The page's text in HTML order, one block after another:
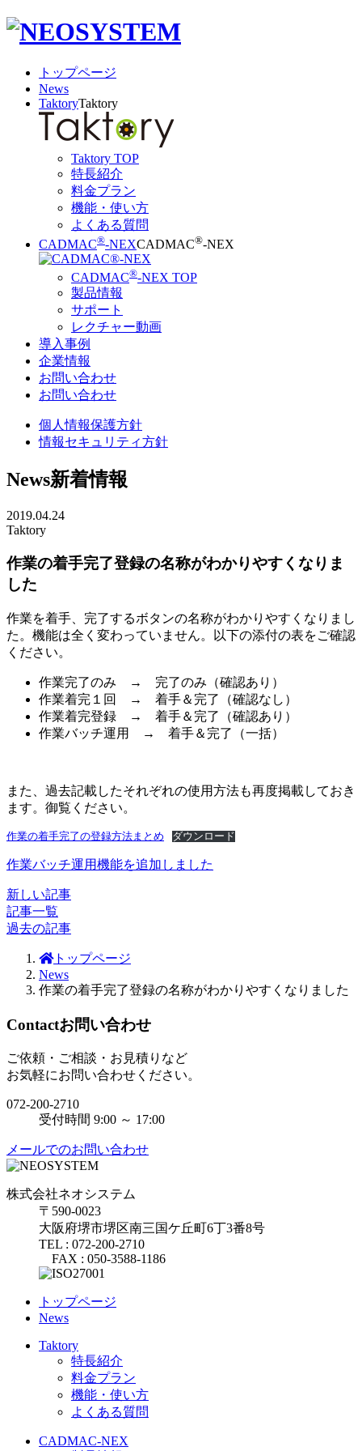
トップページ
News
TaktoryTaktory
Taktory TOP
特長紹介
料金プラン
機能・使い方
よくある質問
CADMAC®-NEXCADMAC®-NEX
CADMAC®-NEX TOP
製品情報
サポート
レクチャー動画
導入事例
企業情報
お問い合わせ
お問い合わせ
個人情報保護方針
情報セキュリティ方針
News新着情報
2019.04.24
Taktory
作業の着手完了登録の名称がわかりやすくなりま
した
作業を着手、完了するボタンの名称がわかりやすくなりまし
た。機能は全く変わっていません。以下の添付の表をご確認
ください。
作業完了のみ → 完了のみ（確認あり）
作業着完１回 → 着手＆完了（確認なし）
作業着完登録 → 着手＆完了（確認あり）
作業バッチ運用 → 着手＆完了（一括）
また、過去記載したそれぞれの使用方法も再度掲載しておき
ます。御覧ください。
作業の着手完了の登録方法まとめ ダウンロード
作業バッチ運用機能を追加しました
新しい記事
記事一覧
過去の記事
トップページ
News
作業の着手完了登録の名称がわかりやすくなりました
Contactお問い合わせ
ご依頼・ご相談・お見積りなど
お気軽にお問い合わせください。
072-200-2710
受付時間 9:00 ～ 17:00
メールでのお問い合わせ
株式会社ネオシステム
〒590-0023
大阪府堺市堺区南三国ケ丘町6丁3番8号
TEL : 072-200-2710
FAX : 050-3588-1186
トップページ
News
Taktory
特長紹介
料金プラン
機能・使い方
よくある質問
CADMAC-NEX